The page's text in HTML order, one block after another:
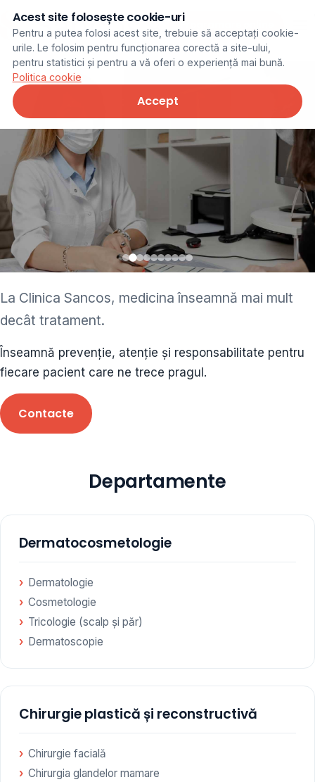
Programare online
ginecolog • cardiolog •
ORL • endocrinolog
Cât și alte specialități medicale, toate în cadrul aceleiași
Clinici
Programare
La Clinica Sancos, medicina înseamnă mai mult
decât tratament.
Înseamnă prevenție, atenție și responsabilitate pentru
fiecare pacient care ne trece pragul.
Contacte
Departamente
Dermatocosmetologie
Dermatologie
Cosmetologie
Tricologie (scalp și păr)
Dermatoscopie
Chirurgie plastică și reconstructivă
Chirurgie facială
Chirurgia glandelor mamare
Acest site folosește cookie-uri
Pentru a putea folosi acest site, trebuie să acceptați cookie-
urile. Le folosim pentru funcționarea corectă a site-ului,
pentru statistici și pentru a vă oferi o experiență mai bună.
Politica cookie
Accept